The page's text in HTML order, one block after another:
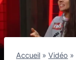
Accueil » Vidéo »